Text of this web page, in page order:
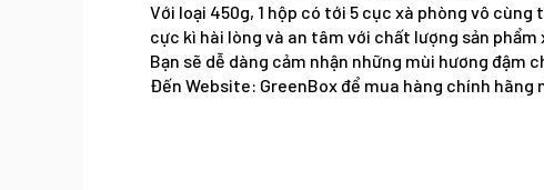
Với loại 450g, 1 hộp có tới 5 cục xà phòng vô
cực kì hài lòng và an tâm với chất lượng sản
Bạn sẽ dễ dàng cảm nhận những mùi hương đậm
Đến Website: GreenBox để mua hàng chính hãng